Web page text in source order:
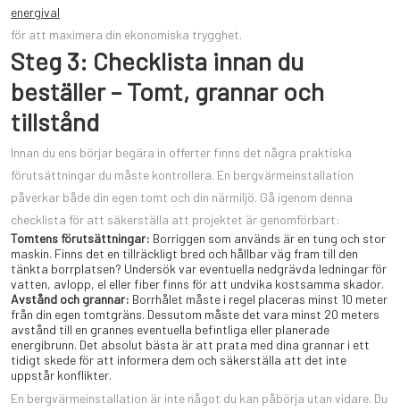
energival
för att maximera din ekonomiska trygghet.
Steg 3: Checklista innan du
beställer – Tomt, grannar och
tillstånd
Innan du ens börjar begära in offerter finns det några praktiska
förutsättningar du måste kontrollera. En bergvärmeinstallation
påverkar både din egen tomt och din närmiljö. Gå igenom denna
checklista för att säkerställa att projektet är genomförbart:
Tomtens förutsättningar: Borriggen som används är en tung och stor
maskin. Finns det en tillräckligt bred och hållbar väg fram till den
tänkta borrplatsen? Undersök var eventuella nedgrävda ledningar för
vatten, avlopp, el eller fiber finns för att undvika kostsamma skador.
Avstånd och grannar: Borrhålet måste i regel placeras minst 10 meter
från din egen tomtgräns. Dessutom måste det vara minst 20 meters
avstånd till en grannes eventuella befintliga eller planerade
energibrunn. Det absolut bästa är att prata med dina grannar i ett
tidigt skede för att informera dem och säkerställa att det inte
uppstår konflikter.
En bergvärmeinstallation är inte något du kan påbörja utan vidare. Du